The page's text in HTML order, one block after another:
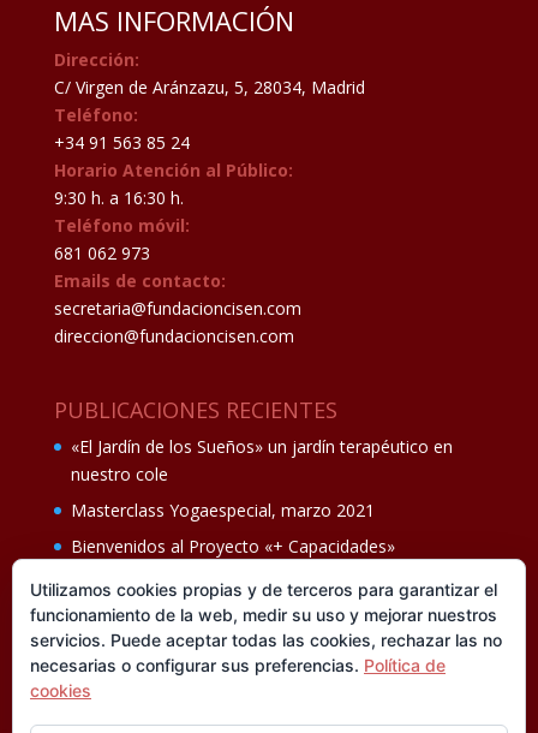
MAS INFORMACIÓN
Dirección:
C/ Virgen de Aránzazu, 5, 28034, Madrid
Teléfono:
+34 91 563 85 24
Horario Atención al Público:
9:30 h. a 16:30 h.
Teléfono móvil:
681 062 973
Emails de contacto:
secretaria@fundacioncisen.com
direccion@fundacioncisen.com
PUBLICACIONES RECIENTES
«El Jardín de los Sueños» un jardín terapéutico en
nuestro cole
Masterclass Yogaespecial, marzo 2021
Bienvenidos al Proyecto «+ Capacidades»
Fiesta de fin de curso Los oficios 14 de junio
Ganadores del II Programa educativo Cuídate +
Utilizamos cookies propias y de terceros para garantizar el
funcionamiento de la web, medir su uso y mejorar nuestros
servicios. Puede aceptar todas las cookies, rechazar las no
necesarias o configurar sus preferencias. Política de
cookies